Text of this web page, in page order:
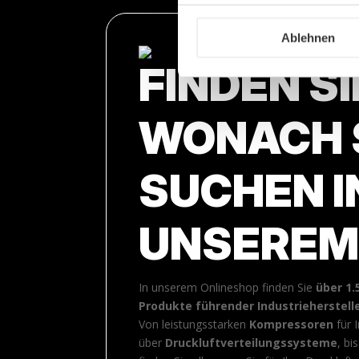
Ablehnen
FINDEN
WONACH
SUCHEN
In unserem Onlineshop finden Sie über
Produkte führender
Von leistungsstarken Kompressoren für
über Druckluftverteilungssysteme,